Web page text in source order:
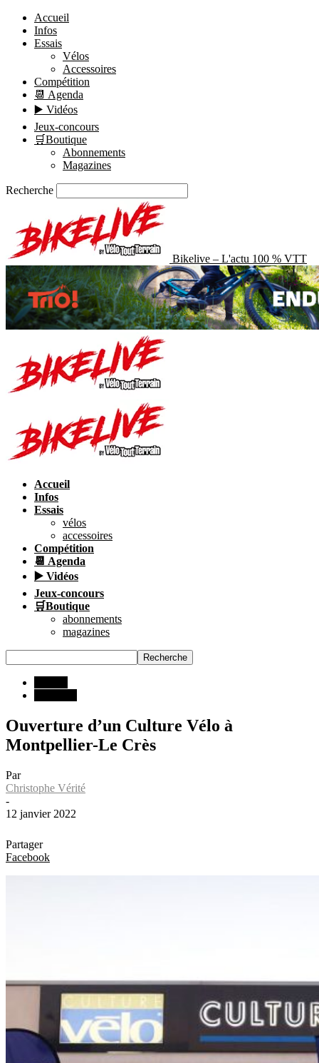
Accueil
Infos
Essais
Vélos
Accessoires
Compétition
📆 Agenda
▶️ Vidéos
Jeux-concours
🛒Boutique
Abonnements
Magazines
Recherche
Bikelive – L'actu 100 % VTT
Accueil
Infos
Essais
vélos
accessoires
Compétition
📆 Agenda
▶️ Vidéos
Jeux-concours
🛒Boutique
abonnements
magazines
Ouverture d’un Culture Vélo à
Montpellier-Le Crès
Par
Christophe Vérité
-
12 janvier 2022
Partager
Facebook